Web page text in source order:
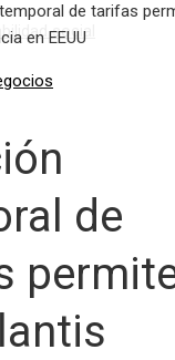
social
de tarifas
en EEUU
de